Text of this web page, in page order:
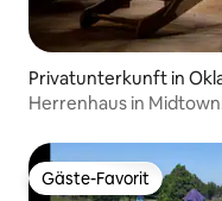
Privatunterkunft in
Herrenhaus in
Gäste-Favorit
Gäste-Favorit